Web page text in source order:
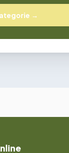
→